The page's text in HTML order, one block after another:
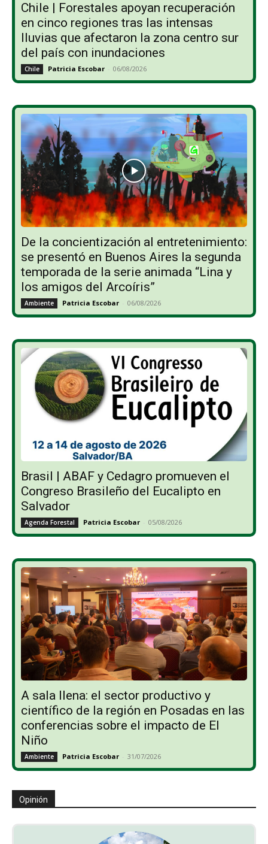
Chile | Forestales apoyan recuperación
en cinco regiones tras las intensas
lluvias que afectaron la zona centro sur
del país con inundaciones
Chile Patricia Escobar - 06/08/2026
De la concientización al entretenimiento:
se presentó en Buenos Aires la segunda
temporada de la serie animada “Lina y
los amigos del Arcoíris”
Ambiente Patricia Escobar - 06/08/2026
Brasil | ABAF y Cedagro promueven el
Congreso Brasileño del Eucalipto en
Salvador
Agenda Forestal Patricia Escobar - 05/08/2026
A sala llena: el sector productivo y
científico de la región en Posadas en las
conferencias sobre el impacto de El
Niño
Ambiente Patricia Escobar - 31/07/2026
Opinión